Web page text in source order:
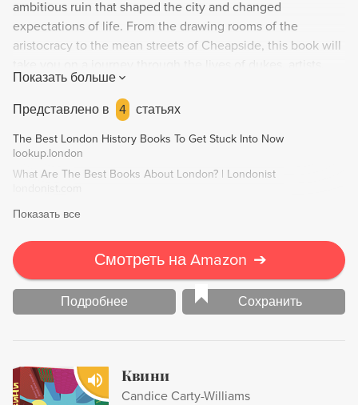
ambitious ruin that shaped the city and changed
expectations of life. From the drawing rooms of the
aristocracy to the mean streets of Cheapside, this book will
rent boys, and hot air balloonists who called London their
home. Fascinating and superbly researched, Georgian
London is a must-read for history buffs and anyone who
loves the city.
Показать больше
Представлено в
4 статьях
The Best London History Books To Get Stuck Into Now
lookup.london
What Are The Best Books About London? | Londonist
Показать все
Смотреть на Amazon ➔
Подробнее Сохранить
Квини
Candice Carty-Williams